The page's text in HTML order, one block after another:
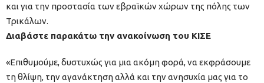
και για την προστασία των εβραϊκών χώρων της πόλης των
Τρικάλων.
Διαβάστε παρακάτω την ανακοίνωση του ΚΙΣΕ
«Επιθυμούμε, δυστυχώς για μια ακόμη φορά, να εκφράσουμε
τη θλίψη, την αγανάκτηση αλλά και την ανησυχία μας για το